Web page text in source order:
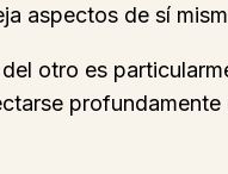
aspectos de sí
otro es